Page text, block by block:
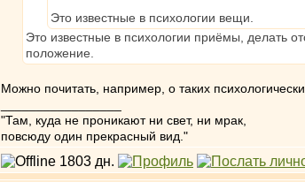
Это известные в психологии вещи.
Это известные в психологии приёмы, делать
положение.
Можно почитать, например, о таких
"Там, куда не проникают ни свет, ни мрак,
повсюду один прекрасный вид."